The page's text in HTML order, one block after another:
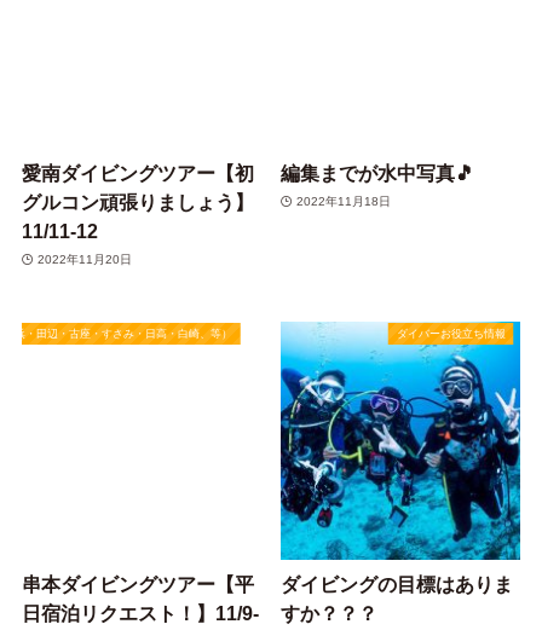
愛南ダイビングツアー【初
グルコン頑張りましょう】
11/11-12
2022年11月20日
編集までが水中写真🎵
2022年11月18日
浜・田辺・古座・すさみ・日高・白崎、等）
串本ダイビングツアー【平
日宿泊リクエスト！】11/9-
ダイバーお役立ち情報
ダイビングの目標はありま
すか？？？